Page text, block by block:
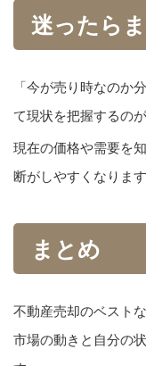
迷ったら
「今が売り時なのか
て現状を把握するの
現在の価格や需要を
断がしやすくなります
まとめ
不動産売却のベスト
市場の動きと自分の